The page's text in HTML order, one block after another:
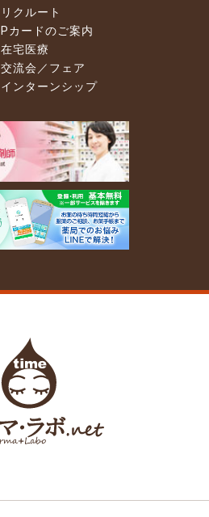
リクルート
Pカードのご案内
在宅医療
交流会／フェア
インターンシップ